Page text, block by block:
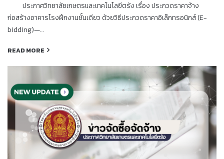
ประกาศวิทยาลัยเกษตรและเทคโนโลยีตรัง เรื่อง ประกวดราคาจ้าง
ก่อสร้างอาคารโรงฝึกงานชั้นเดียว ด้วยวิธีประกวดราคาอิเล็กทรอนิกส์ (E-
bidding)—…
READ MORE